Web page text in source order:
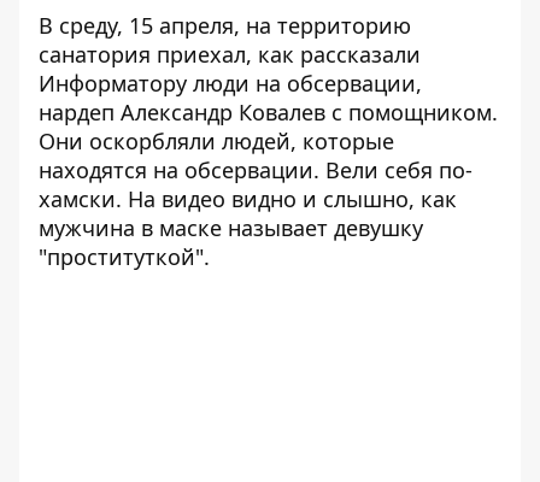
В среду, 15 апреля, на территорию
санатория приехал, как рассказали
Информатору люди на обсервации,
нардеп Александр Ковалев с помощником.
Они оскорбляли людей, которые
находятся на обсервации. Вели себя по-
хамски. На видео видно и слышно, как
мужчина в маске называет девушку
"проституткой".